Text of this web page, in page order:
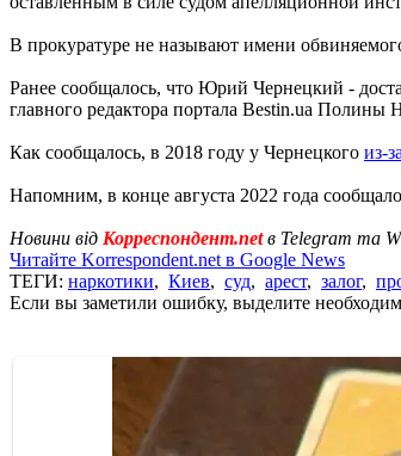
В прокуратуре не называют имени
Ранее сообщалось, что Юрий Чернецкий -
главного редактора портала Вestin.ua Полины
Как сообщалось, в 2018 году у Чернецкого из-
Напомним, в конце августа 2022 года
Новини від Корреспондент.netв Telegram та
Читайте Korrespondent.net в Google News
ТЕГИ: наркотики, Киев, суд, арест, залог,
Если вы заметили ошибку, выделите